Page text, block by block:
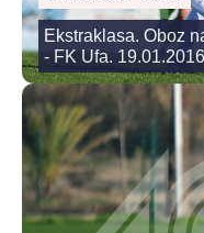
Ekstraklasa. Oboz
- FK Ufa. 19.01.2016